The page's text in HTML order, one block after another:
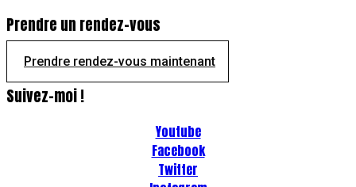
Prendre un rendez-vous
Prendre rendez-vous maintenant
Suivez-moi !
Youtube
Facebook
Twitter